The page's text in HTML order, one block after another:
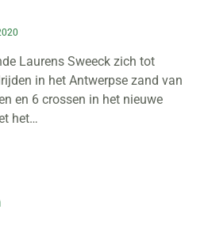
Laurens Sweeck zich tot
in het Antwerpse zand van
en 6 crossen in het nieuwe
het…